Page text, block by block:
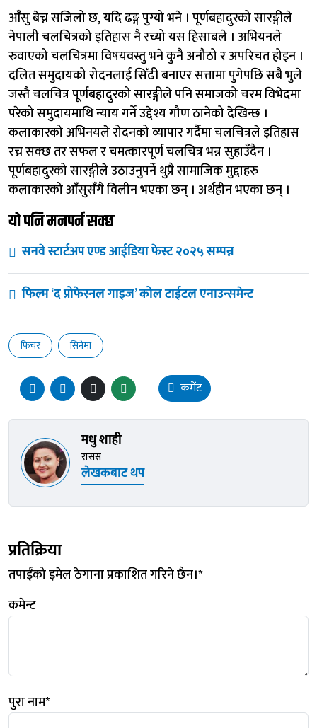
आँसु बेच्न सजिलो छ, यदि ढङ्ग पुग्यो भने । पूर्णबहादुरको सारङ्गीले
नेपाली चलचित्रको इतिहास नै रच्यो यस हिसाबले । अभियनले
रुवाएको चलचित्रमा विषयवस्तु भने कुनै अनौठो र अपरिचत होइन ।
दलित समुदायको रोदनलाई सिँढी बनाएर सत्तामा पुगेपछि सबै भुले
जस्तै चलचित्र पूर्णबहादुरको सारङ्गीले पनि समाजको चरम विभेदमा
परेको समुदायमाथि न्याय गर्ने उद्देश्य गौण ठानेको देखिन्छ ।
कलाकारको अभिनयले रोदनको व्यापार गर्दैमा चलचित्रले इतिहास
रच्न सक्छ तर सफल र चमत्कारपूर्ण चलचित्र भन्न सुहाउँदैन ।
पूर्णबहादुरको सारङ्गीले उठाउनुपर्ने थुप्रै सामाजिक मुद्दाहरु
कलाकारको आँसुसँगै विलीन भएका छन् । अर्थहीन भएका छन् ।
यो पनि मनपर्न सक्छ
सनवे स्टार्टअप एण्ड आईडिया फेस्ट २०२५ सम्पन्न
फिल्म ‘द प्रोफेस्नल गाइज’ कोल टाईटल एनाउन्समेन्ट
फिचर सिनेमा
कमेंट
मधु शाही
रासस
लेखकबाट थप
प्रतिक्रिया
तपाईंको इमेल ठेगाना प्रकाशित गरिने छैन।*
कमेन्ट
पुरा नाम*